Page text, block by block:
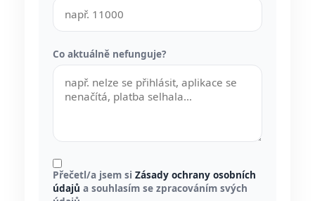
Co aktuálně nefunguje?
Přečetl/a jsem si Zásady ochrany osobních
údajů a souhlasím se zpracováním svých